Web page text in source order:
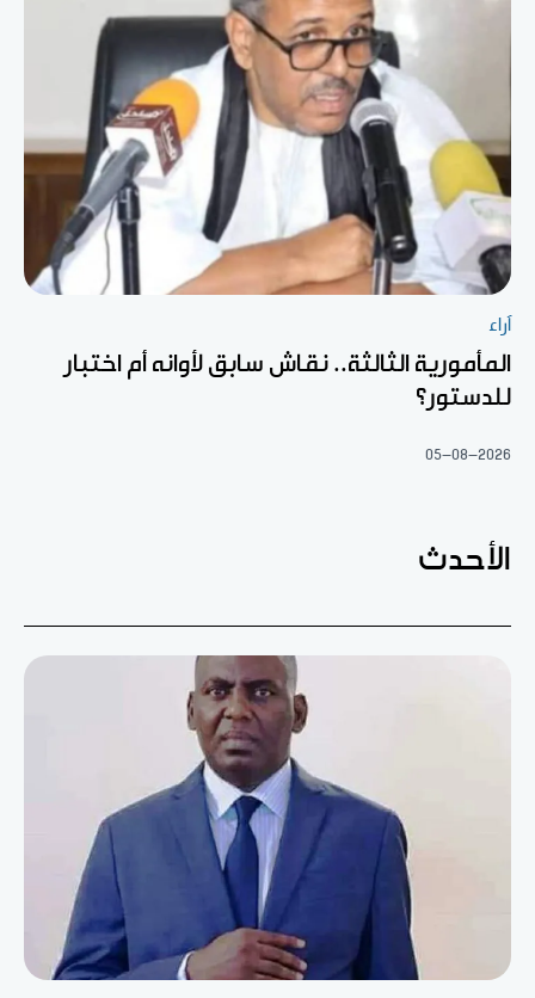
آراء
المأمورية الثالثة.. نقاش سابق لأوانه أم اختبار
للدستور؟
05-08-2026
الأحدث